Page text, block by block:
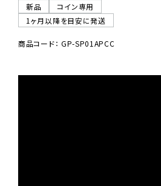
新品
コイン専用
1ヶ月以降を目安に発送
商品コード： GP-SP01APCC